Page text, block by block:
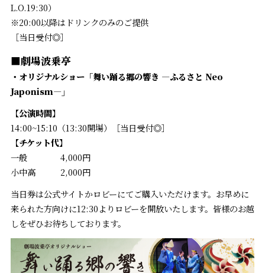
L.O.19:30）
※20:00以降はドリンクのみのご提供
［当日受付◎］
■劇場波乗亭
・オリジナルショー「舞い踊る郷の響き ―ふるさと Neo
Japonism―」
【公演時間】
14:00~15:10（13:30開場）［当日受付◎］
【チケット代】
一般 4,000円
小中高 2,000円
当日券は公式サイトかロビーにてご購入いただけます。お早めに
来られた方向けに12:30よりロビーを開放いたします。皆様のお越
しをぜひお待ちしております。